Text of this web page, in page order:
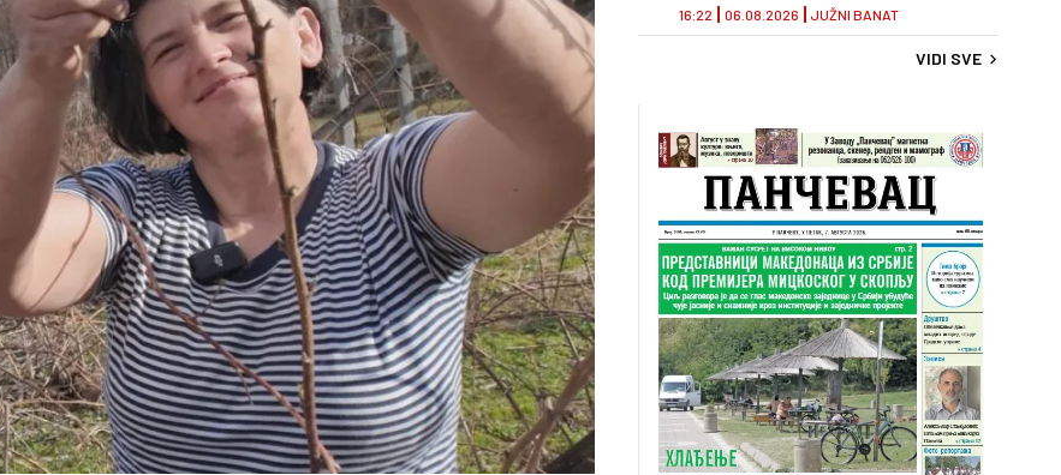
JUŽNI BANAT
16:22 06.08.2026
VIDI SVE